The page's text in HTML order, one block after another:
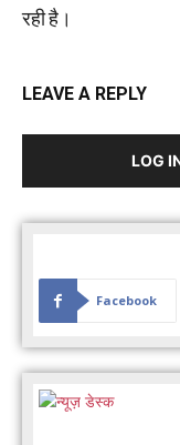
रही है।
LEAVE A REPLY
LOG
Facebook